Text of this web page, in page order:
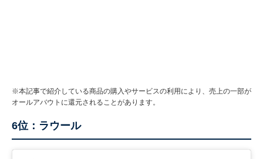
※本記事で紹介している商品の購入やサービスの利用により、売上の一部が
オールアバウトに還元されることがあります。
6位：ラウール